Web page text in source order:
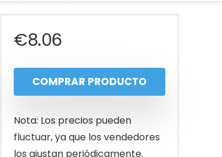
€8.06
COMPRAR PRODUCTO
Nota: Los precios pueden
fluctuar, ya que los vendedores
los ajustan periódicamente.